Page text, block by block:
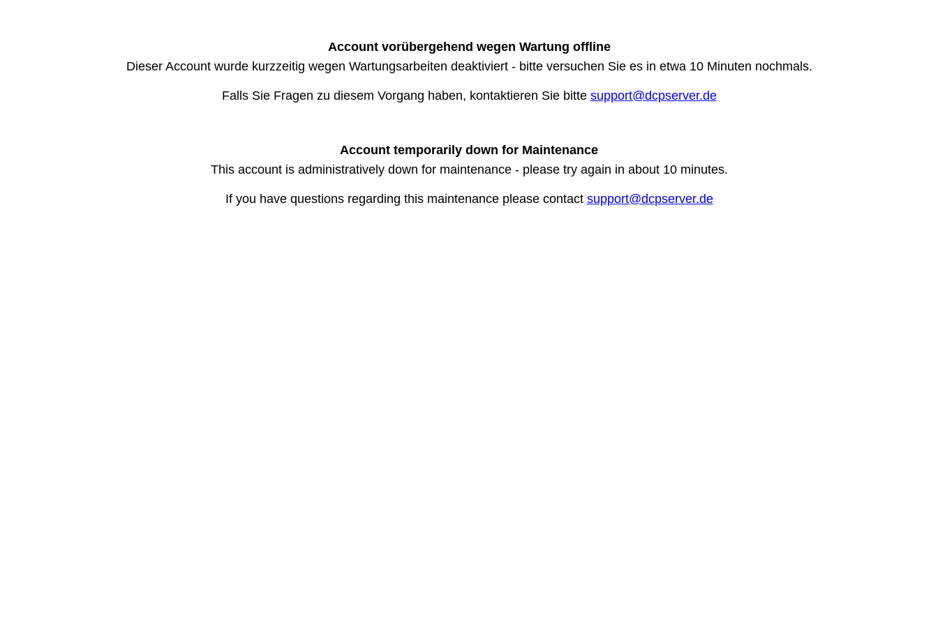
Account vorübergehend wegen Wartung offline
Dieser Account wurde kurzzeitig wegen Wartungsarbeiten deaktiviert - bitte versuchen Sie es in etwa 10 Minuten nochmals.
Falls Sie Fragen zu diesem Vorgang haben, kontaktieren Sie bitte support@dcpserver.de
Account temporarily down for Maintenance
This account is administratively down for maintenance - please try again in about 10 minutes.
If you have questions regarding this maintenance please contact support@dcpserver.de